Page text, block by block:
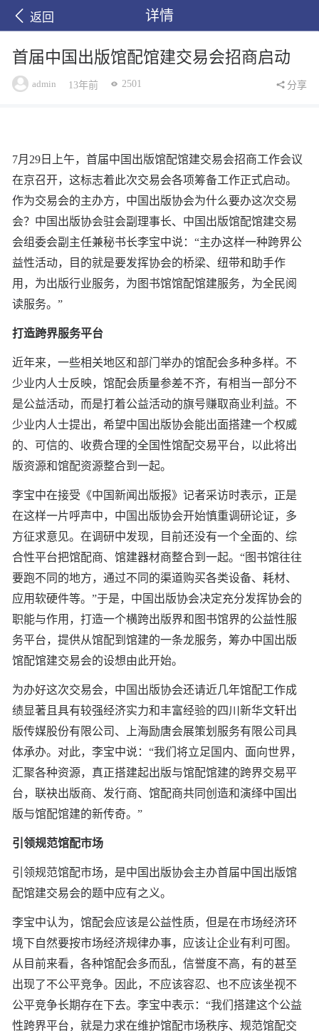
返回 详情
首届中国出版馆配馆建交易会招商启动
admin 13年前 2501 分享
7月29日上午，首届中国出版馆配馆建交易会招商工作会议
在京召开，这标志着此次交易会各项筹备工作正式启动。
作为交易会的主办方，中国出版协会为什么要办这次交易
会？中国出版协会驻会副理事长、中国出版馆配馆建交易
会组委会副主任兼秘书长李宝中说：“主办这样一种跨界公
益性活动，目的就是要发挥协会的桥梁、纽带和助手作
用，为出版行业服务，为图书馆馆配馆建服务，为全民阅
读服务。”
打造跨界服务平台
近年来，一些相关地区和部门举办的馆配会多种多样。不
少业内人士反映，馆配会质量参差不齐，有相当一部分不
是公益活动，而是打着公益活动的旗号赚取商业利益。不
少业内人士提出，希望中国出版协会能出面搭建一个权威
的、可信的、收费合理的全国性馆配交易平台，以此将出
版资源和馆配资源整合到一起。
李宝中在接受《中国新闻出版报》记者采访时表示，正是
在这样一片呼声中，中国出版协会开始慎重调研论证，多
方征求意见。在调研中发现，目前还没有一个全面的、综
合性平台把馆配商、馆建器材商整合到一起。“图书馆往往
要跑不同的地方，通过不同的渠道购买各类设备、耗材、
应用软硬件等。”于是，中国出版协会决定充分发挥协会的
职能与作用，打造一个横跨出版界和图书馆界的公益性服
务平台，提供从馆配到馆建的一条龙服务，筹办中国出版
馆配馆建交易会的设想由此开始。
为办好这次交易会，中国出版协会还请近几年馆配工作成
绩显著且具有较强经济实力和丰富经验的四川新华文轩出
版传媒股份有限公司、上海励唐会展策划服务有限公司具
体承办。对此，李宝中说：“我们将立足国内、面向世界，
汇聚各种资源，真正搭建起出版与馆配馆建的跨界交易平
台，联袂出版商、发行商、馆配商共同创造和演绎中国出
版与馆配馆建的新传奇。”
引领规范馆配市场
引领规范馆配市场，是中国出版协会主办首届中国出版馆
配馆建交易会的题中应有之义。
李宝中认为，馆配会应该是公益性质，但是在市场经济环
境下自然要按市场经济规律办事，应该让企业有利可图。
从目前来看，各种馆配会多而乱，信誉度不高，有的甚至
出现了不公平竞争。因此，不应该容忍、也不应该坐视不
公平竞争长期存在下去。李宝中表示：“我们搭建这个公益
性跨界平台，就是力求在维护馆配市场秩序、规范馆配交